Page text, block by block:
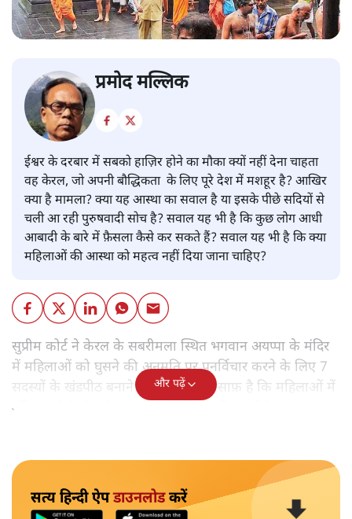
प्रमोद मल्लिक
ईश्वर के दरबार में सबको हाज़िर होने का मौका क्यों नहीं देना चाहता
वह केरल, जो अपनी बौद्धिकता के लिए पूरे देश में मशहूर है? आखिर
क्या है मामला? क्या यह आस्था का सवाल है या इसके पीछे सदियों से
चली आ रही पुरुषवादी सोच है? सवाल यह भी है कि कुछ लोग आधी
आबादी के बारे में फ़ैसला कैसे कर सकते हैं? सवाल यह भी है कि क्या
महिलाओं की आस्था को महत्व नहीं दिया जाना चाहिए?
सुप्रीम कोर्ट ने केरल के सबरीमला स्थित भगवान अयप्पा के मंदिर
में महिलाओं को घुसने की अनुमति पर पुनर्विचार करने के लिए 7
सदस्यों के खंडपीठ बनाने को कहा। इससे साफ़ है कि महिलाओं में
मंदिर जाने के फ़ैसले पर सरकार ने रोक नहीं लगाई है।
और पढ़ें
सत्य हिन्दी ऐपडाउनलोडकरें